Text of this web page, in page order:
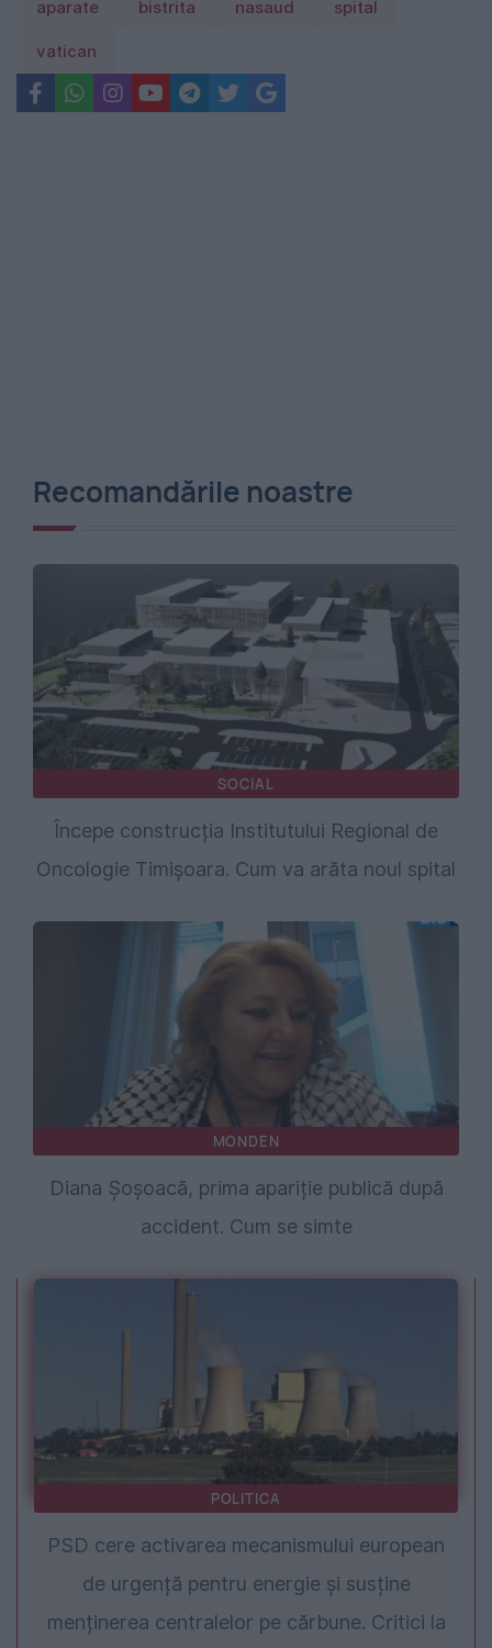
aparate bistrita nasaud spital
vatican
Recomandările noastre
SOCIAL
Începe construcția Institutului Regional de
Oncologie Timișoara. Cum va arăta noul spital
MONDEN
Diana Șoșoacă, prima apariție publică după
accident. Cum se simte
POLITICA
PSD cere activarea mecanismului european
de urgență pentru energie și susține
menținerea centralelor pe cărbune. Critici la